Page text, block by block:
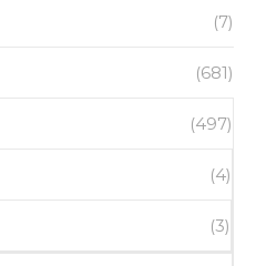
(7)
(681)
(497)
(4)
(3)